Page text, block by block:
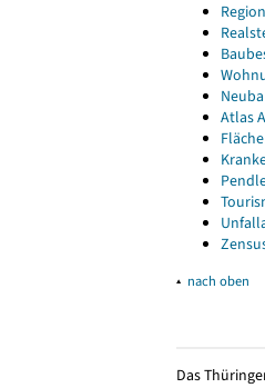
Atlas
▴ nach oben
Das